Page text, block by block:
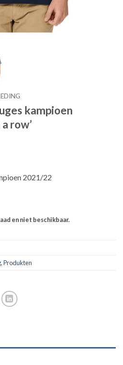
kampioen
row’
2021/22
en niet beschikbaar.
,Produkten